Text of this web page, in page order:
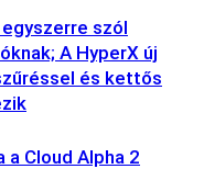
szól
A HyperX új
és kettős
Cloud Alpha 2